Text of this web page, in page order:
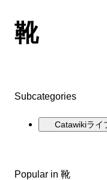
靴
Subcategories
Catawikiライ
Popular in 靴